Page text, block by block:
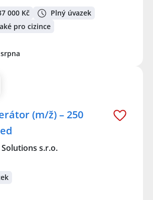
000 Kč
Plný úvazek
pro cizince
(m/ž) – 250
s.r.o.